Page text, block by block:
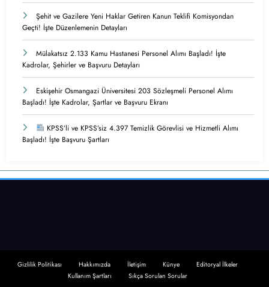
Şehit ve Gazilere Yeni Haklar Getiren Kanun Teklifi Komisyondan
Geçti! İşte Düzenlemenin Detayları
Mülakatsız 2.133 Kamu Hastanesi Personel Alımı Başladı! İşte
Kadrolar, Şehirler ve Başvuru Detayları
Eskişehir Osmangazi Üniversitesi 203 Sözleşmeli Personel Alımı
Başladı! İşte Kadrolar, Şartlar ve Başvuru Ekranı
KPSS’li ve KPSS’siz 4.397 Temizlik Görevlisi ve Hizmetli Alımı
Başladı! İşte Başvuru Şartları
Gizlilik Politikası Hakkımızda İletişim Künye
Editoryal İlkeler
Kullanım Şartları
Sıkça Sorulan Sorular